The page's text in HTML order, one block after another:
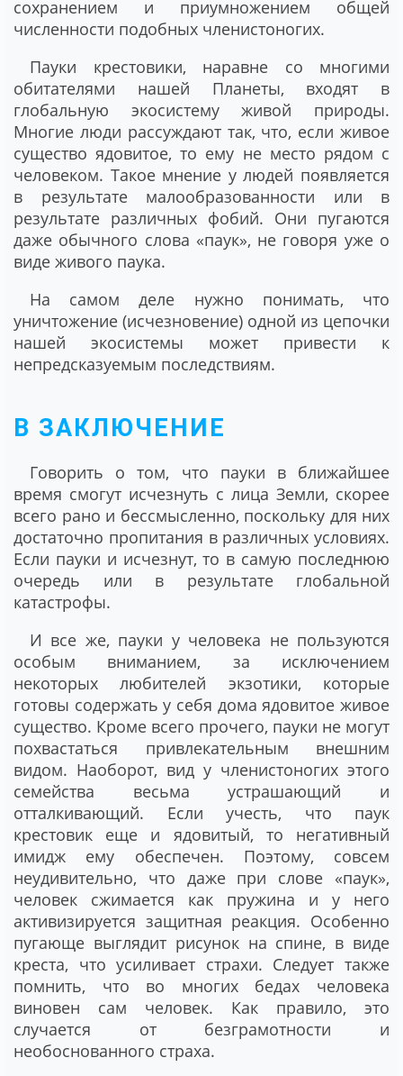
сохранением и приумножением общей
численности подобных членистоногих.
Пауки крестовики, наравне со многими
обитателями нашей Планеты, входят в
глобальную экосистему живой природы.
Многие люди рассуждают так, что, если живое
существо ядовитое, то ему не место рядом с
человеком. Такое мнение у людей появляется
в результате малообразованности или в
результате различных фобий. Они пугаются
даже обычного слова «паук», не говоря уже о
виде живого паука.
На самом деле нужно понимать, что
уничтожение (исчезновение) одной из цепочки
нашей экосистемы может привести к
непредсказуемым последствиям.
В ЗАКЛЮЧЕНИЕ
Говорить о том, что пауки в ближайшее
время смогут исчезнуть с лица Земли, скорее
всего рано и бессмысленно, поскольку для них
достаточно пропитания в различных условиях.
Если пауки и исчезнут, то в самую последнюю
очередь или в результате глобальной
катастрофы.
И все же, пауки у человека не пользуются
особым вниманием, за исключением
некоторых любителей экзотики, которые
готовы содержать у себя дома ядовитое живое
существо. Кроме всего прочего, пауки не могут
похвастаться привлекательным внешним
видом. Наоборот, вид у членистоногих этого
семейства весьма устрашающий и
отталкивающий. Если учесть, что паук
крестовик еще и ядовитый, то негативный
имидж ему обеспечен. Поэтому, совсем
неудивительно, что даже при слове «паук»,
человек сжимается как пружина и у него
активизируется защитная реакция. Особенно
пугающе выглядит рисунок на спине, в виде
креста, что усиливает страхи. Следует также
помнить, что во многих бедах человека
виновен сам человек. Как правило, это
случается от безграмотности и
необоснованного страха.